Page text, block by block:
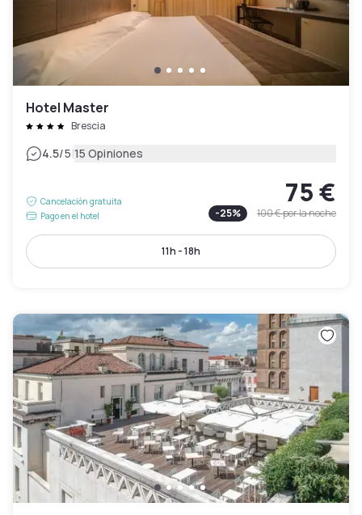
Hotel Master
Brescia
4.5/5|15 Opiniones
Cancelación gratuita
Pago en el hotel
75 €
-25% 100 €por la noche
11h - 18h